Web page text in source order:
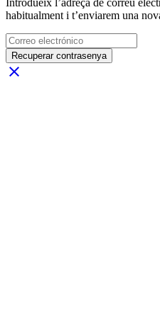
Introdueix l’adreça de correu
habitualment i t’enviarem una
Recuperar contrasenya
close